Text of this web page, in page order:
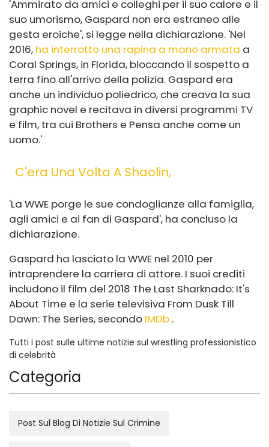
'Ammirato da amici e colleghi per il suo calore e il
suo umorismo, Gaspard non era estraneo alle
gesta eroiche', si legge nella dichiarazione. 'Nel
2016, ha interrotto una rapina a mano armata a
Coral Springs, in Florida, bloccando il sospetto a
terra fino all'arrivo della polizia. Gaspard era
anche un individuo poliedrico, che creava la sua
graphic novel e recitava in diversi programmi TV
e film, tra cui Brothers e Pensa anche come un
uomo.'
C'era Una Volta A Shaolin,
'La WWE porge le sue condoglianze alla famiglia,
agli amici e ai fan di Gaspard', ha concluso la
dichiarazione.
Gaspard ha lasciato la WWE nel 2010 per
intraprendere la carriera di attore. I suoi crediti
includono il film del 2018 The Last Sharknado: It's
About Time e la serie televisiva From Dusk Till
Dawn: The Series, secondo IMDb .
Tutti i post sulle ultime notizie sul wrestling professionistico
di celebrità
Categoria
Post Sul Blog Di Notizie Sul Crimine